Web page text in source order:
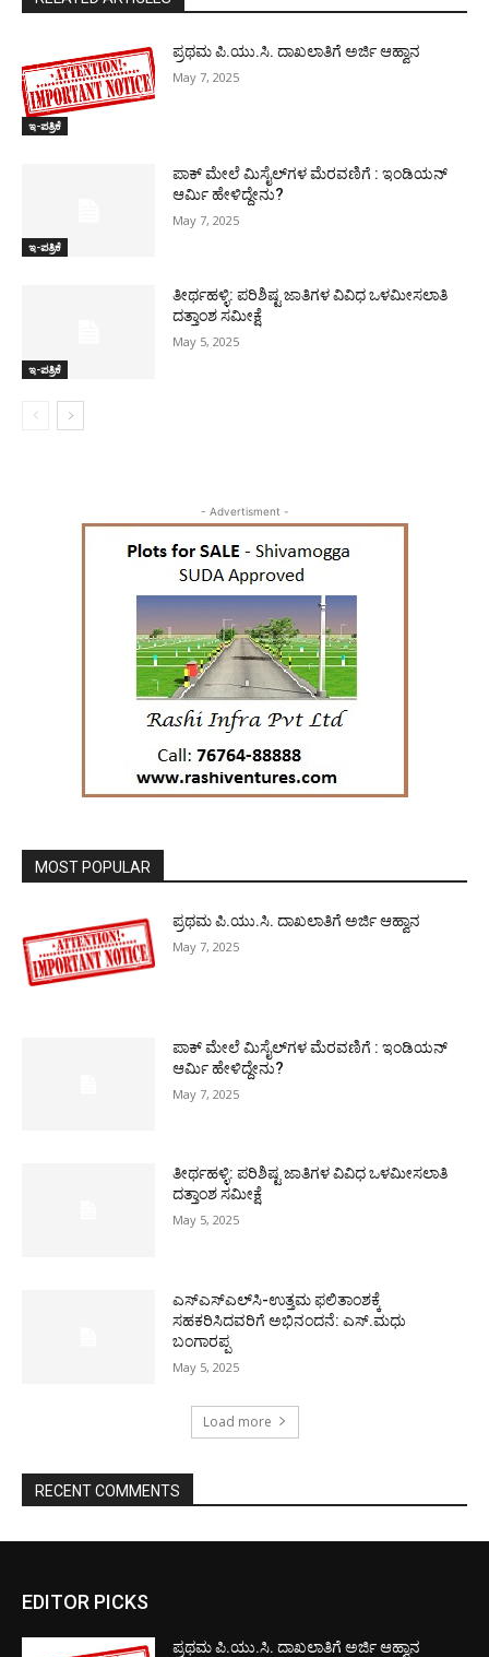
ಇ-ಪತ್ರಿಕೆ
ಪ್ರಥಮ ಪಿ.ಯು.ಸಿ. ದಾಖಲಾತಿಗೆ ಅರ್ಜಿ ಆಹ್ವಾನ
May 7, 2025
ಇ-ಪತ್ರಿಕೆ
ಪಾಕ್​ ಮೇಲೆ ಮಿಸೈಲ್​ಗಳ ಮೆರವಣಿಗೆ : ಇಂಡಿಯನ್
ಆರ್ಮಿ ಹೇಳಿದ್ದೇನು?
May 7, 2025
ಇ-ಪತ್ರಿಕೆ
ತೀರ್ಥಹಳ್ಳಿ: ಪರಿಶಿಷ್ಟ ಜಾತಿಗಳ ವಿವಿಧ ಒಳಮೀಸಲಾತಿ
ದತ್ತಾಂಶ ಸಮೀಕ್ಷೆ
May 5, 2025
- Advertisment -
MOST POPULAR
ಪ್ರಥಮ ಪಿ.ಯು.ಸಿ. ದಾಖಲಾತಿಗೆ ಅರ್ಜಿ ಆಹ್ವಾನ
May 7, 2025
ಪಾಕ್​ ಮೇಲೆ ಮಿಸೈಲ್​ಗಳ ಮೆರವಣಿಗೆ : ಇಂಡಿಯನ್
ಆರ್ಮಿ ಹೇಳಿದ್ದೇನು?
May 7, 2025
ತೀರ್ಥಹಳ್ಳಿ: ಪರಿಶಿಷ್ಟ ಜಾತಿಗಳ ವಿವಿಧ ಒಳಮೀಸಲಾತಿ
ದತ್ತಾಂಶ ಸಮೀಕ್ಷೆ
May 5, 2025
ಎಸ್‌ಎಸ್‌ಎಲ್‌ಸಿ-ಉತ್ತಮ ಫಲಿತಾಂಶಕ್ಕೆ
ಸಹಕರಿಸಿದವರಿಗೆ ಅಭಿನಂದನೆ: ಎಸ್.ಮಧು
ಬಂಗಾರಪ್ಪ
May 5, 2025
Load more
RECENT COMMENTS
EDITOR PICKS
ಪ್ರಥಮ ಪಿ.ಯು.ಸಿ. ದಾಖಲಾತಿಗೆ ಅರ್ಜಿ ಆಹ್ವಾನ